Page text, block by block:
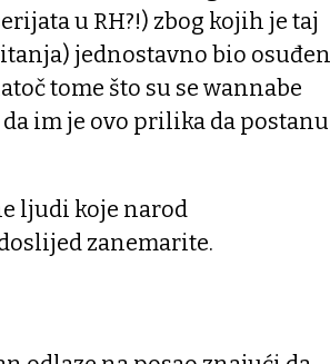
u RH?!) zbog kojih je taj
jednostavno bio osuđen
tome što su se wannabe
im je ovo prilika da postanu
ljudi koje narod
zanemarite.